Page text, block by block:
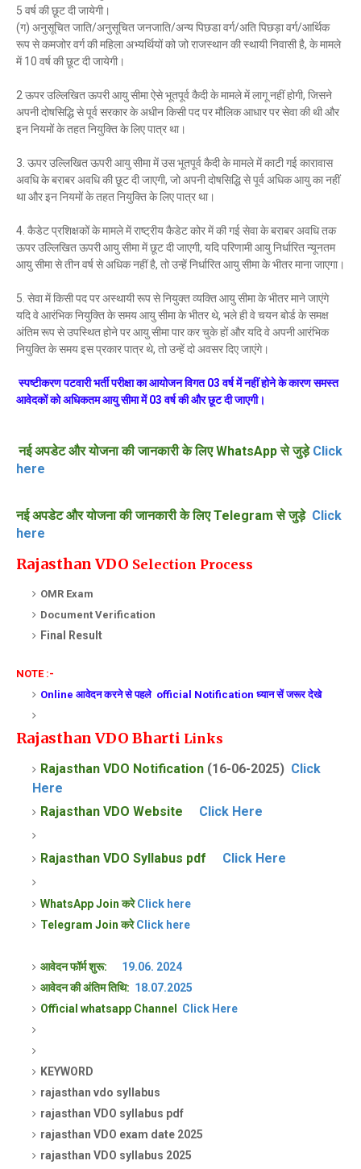
5 वर्ष की छूट दी जायेगी।
(ग) अनुसूचित जाति/अनुसूचित जनजाति/अन्य पिछडा वर्ग/अति पिछड़ा वर्ग/आर्थिक
रूप से कमजोर वर्ग की महिला अभ्यर्थियों को जो राजस्थान की स्थायी निवासी है, के मामले
में 10 वर्ष की छूट दी जायेगी।
2 ऊपर उल्लिखित ऊपरी आयु सीमा ऐसे भूतपूर्व कैदी के मामले में लागू नहीं होगी, जिसने
अपनी दोषसिद्धि से पूर्व सरकार के अधीन किसी पद पर मौलिक आधार पर सेवा की थी और
इन नियमों के तहत नियुक्ति के लिए पात्र था।
3. ऊपर उल्लिखित ऊपरी आयु सीमा में उस भूतपूर्व कैदी के मामले में काटी गई कारावास
अवधि के बराबर अवधि की छूट दी जाएगी, जो अपनी दोषसिद्धि से पूर्व अधिक आयु का नहीं
था और इन नियमों के तहत नियुक्ति के लिए पात्र था।
4. कैडेट प्रशिक्षकों के मामले में राष्ट्रीय कैडेट कोर में की गई सेवा के बराबर अवधि तक
ऊपर उल्लिखित ऊपरी आयु सीमा में छूट दी जाएगी, यदि परिणामी आयु निर्धारित न्यूनतम
आयु सीमा से तीन वर्ष से अधिक नहीं है, तो उन्हें निर्धारित आयु सीमा के भीतर माना जाएगा।
5. सेवा में किसी पद पर अस्थायी रूप से नियुक्त व्यक्ति आयु सीमा के भीतर माने जाएंगे
यदि वे आरंभिक नियुक्ति के समय आयु सीमा के भीतर थे, भले ही वे चयन बोर्ड के समक्ष
अंतिम रूप से उपस्थित होने पर आयु सीमा पार कर चुके हों और यदि वे अपनी आरंभिक
नियुक्ति के समय इस प्रकार पात्र थे, तो उन्हें दो अवसर दिए जाएंगे।
स्पष्टीकरण पटवारी भर्ती परीक्षा का आयोजन विगत 03 वर्ष में नहीं होने के कारण समस्त
आवेदकों को अधिकतम आयु सीमा में 03 वर्ष की और छूट दी जाएगी।
नई अपडेट और योजना की जानकारी के लिए WhatsApp से जुड़ेClick
here
नई अपडेट और योजना की जानकारी के लिए Telegram से जुड़ेClick
here
Rajasthan VDO Selection Process
OMR Exam
Document Verification
Final Result
NOTE :-
Online आवेदन करने से पहले official Notification ध्यान सेंजरूर देखे
Rajasthan VDO Bharti Links
Rajasthan VDO Notification (16-06-2025) Click
Here
Rajasthan VDO Website
Click Here
Rajasthan VDO Syllabus pdf Click Here
WhatsApp Join करेClick here
Telegram Join करेClick here
आवेदन फॉर्म शुरू:
19.06. 2024
आवेदन की अंतिम तिथि: 18.07.2025
Official whatsapp Channel
Click Here
KEYWORD
rajasthan vdo syllabus
rajasthan VDO syllabus pdf
rajasthan VDO exam date 2025
rajasthan VDO syllabus 2025